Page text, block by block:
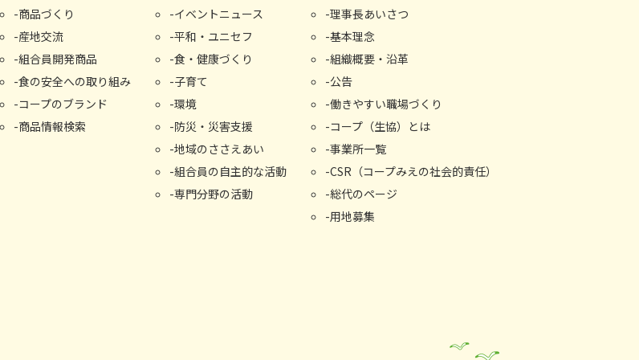
商品づくり
産地交流
組合員開発商品
食の安全への取り組み
コープのブランド
商品情報検索
イベントニュース
平和・ユニセフ
食・健康づくり
子育て
環境
防災・災害支援
地域のささえあい
組合員の自主的な活動
専門分野の活動
理事長あいさつ
基本理念
組織概要・沿⾰
公告
働きやすい職場づくり
コープ（生協）とは
事業所⼀覧
CSR（コープみえの社会的責任）
総代のページ
用地募集